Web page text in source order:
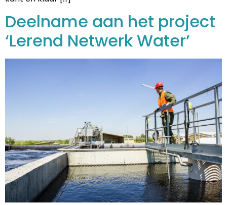
Deelname aan het project
‘Lerend Netwerk Water’